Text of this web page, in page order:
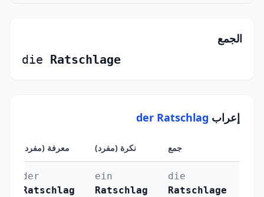
الجمع
die Ratschlage
إعراب der Ratschlag
معرفة (مفرد) نكرة (مفرد) جمع
der
Ratschlag
ein
Ratschlag
die
Ratschlage